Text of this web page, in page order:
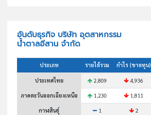
อันดับธุรกิจ บริษัท อุตสาหกรรม
น้ำตาลอีสาน จำกัด
ประเภท รายได้รวม กำไร (ขาดทุน)
ประเทศไทย 2,809 4,936
ภาคตะวันออกเฉียงเหนือ 1,230 1,811
กาฬสินธุ์ 1 2